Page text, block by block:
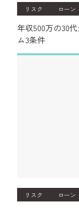
リスク ローン
年収500万の30
ム3条件
リスク ローン